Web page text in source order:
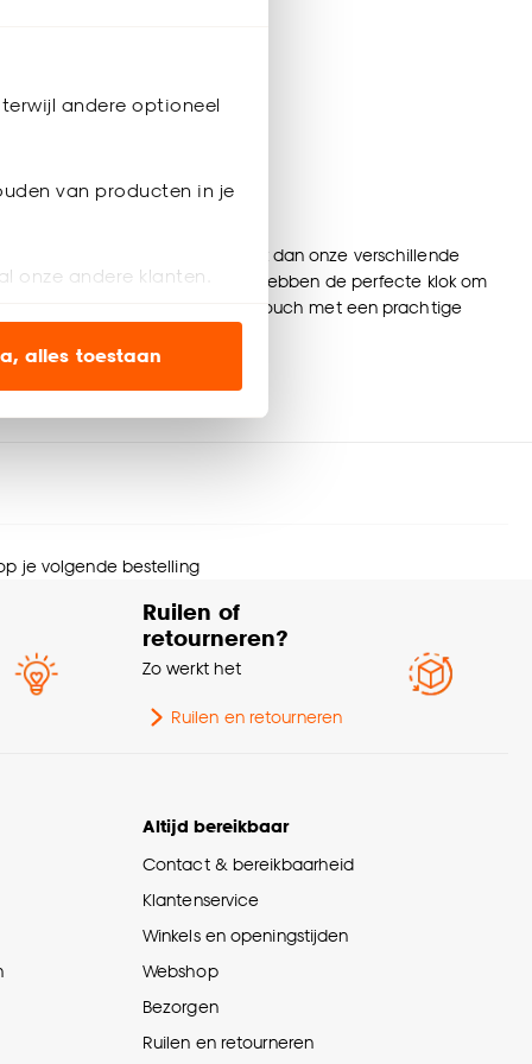
andere optioneel
van producten in je
onze andere klanten.
om alleen de
wel of niet te
alles toestaan
vormt in je interieur? Ontdek dan onze verschillende
uitstraling moet hebben, wij hebben de perfecte klok om
geef jouw interieur de finishing touch met een prachtige
je volgende bestelling
Ruilen of
retourneren?
Zo werkt het
Ruilen en retourneren
Altijd bereikbaar
Contact & bereikbaarheid
Klantenservice
Winkels en openingstijden
Webshop
Bezorgen
Ruilen en retourneren